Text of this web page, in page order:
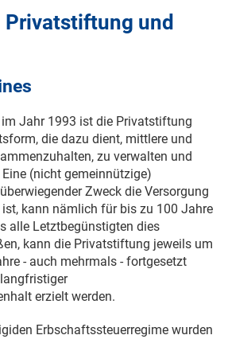
Privatstiftung und
Jahr 1993 ist die Privatstiftung
die dazu dient, mittlere und
zu verwalten und
(nicht gemeinnützige)
Zweck die Versorgung
kann nämlich für bis zu 100 Jahre
alle Letztbegünstigten dies
kann die Privatstiftung jeweils um
- auch mehrmals - fortgesetzt
erzielt werden.
Erbschaftssteuerregime wurden